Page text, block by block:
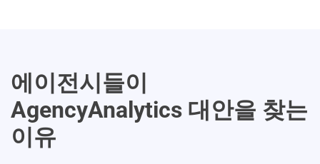
에이전시들이
AgencyAnalytics 대안을 찾는
이유